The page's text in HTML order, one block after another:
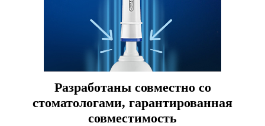
Разработаны совместно со
стоматологами, гарантированная
совместимость